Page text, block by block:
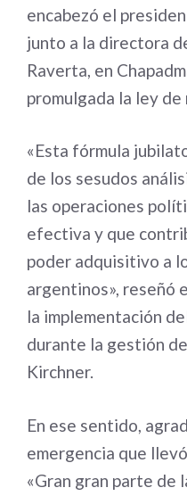
encabezó el
junto a la directora
Raverta, en
promulgada la ley
«Esta fórmula
de los sesudos
las operaciones
efectiva y que
poder adquisitivo a
argentinos», reseñó
la implementación
durante la gestión
Kirchner.
En ese sentido,
emergencia que
«Gran gran parte de